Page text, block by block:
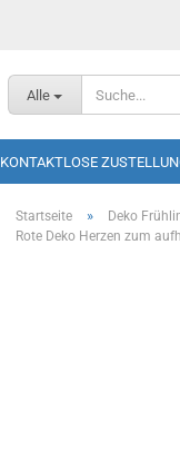
Alle
KONTAKTLOSE
Startseite » Deko
Rote Deko Herzen zum